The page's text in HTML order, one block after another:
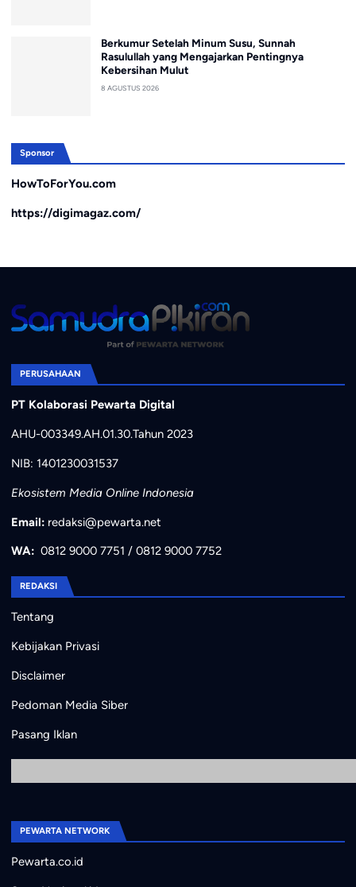
Berkumur Setelah Minum Susu, Sunnah
Rasulullah yang Mengajarkan Pentingnya
Kebersihan Mulut
8 AGUSTUS 2026
Sponsor
HowToForYou.com
https://digimagaz.com/
PERUSAHAAN
PT Kolaborasi Pewarta Digital
AHU-003349.AH.01.30.Tahun 2023
NIB: 1401230031537
Ekosistem Media Online Indonesia
Email: redaksi@pewarta.net
WA: 0812 9000 7751 / 0812 9000 7752
REDAKSI
Tentang
Kebijakan Privasi
Disclaimer
Pedoman Media Siber
Pasang Iklan
PEWARTA NETWORK
Pewarta.co.id